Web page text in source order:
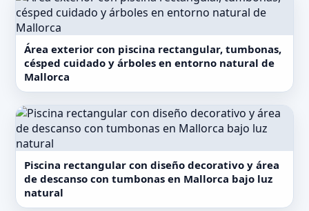
Área exterior con piscina rectangular, tumbonas,
césped cuidado y árboles en entorno natural de
Mallorca
Piscina rectangular con diseño decorativo y área
de descanso con tumbonas en Mallorca bajo luz
natural